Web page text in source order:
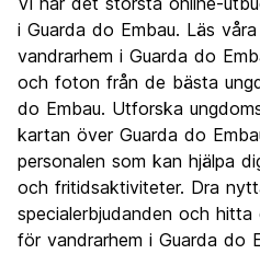
i Guarda do Embau. Läs
vandrarhem i Guarda do
och foton från de bästa
do Embau. Utforska
kartan över Guarda do
personalen som kan hjälpa
och fritidsaktiviteter. Dra
specialerbjudanden och
för vandrarhem i Guarda do